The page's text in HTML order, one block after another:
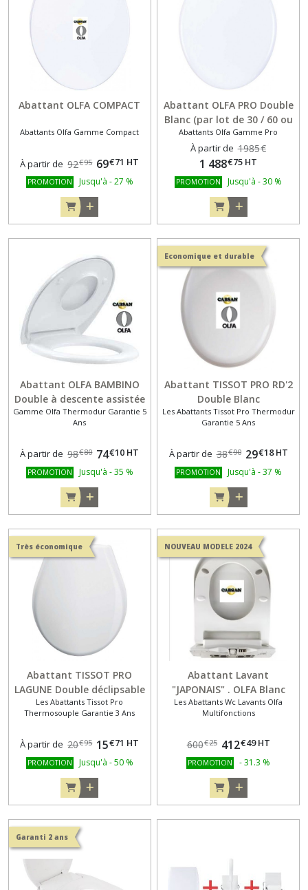
Abattant OLFA COMPACT
Abattants Olfa Gamme Compact
À partir de 92€95 69€71 HT
PROMOTION Jusqu'à -27 %
Abattant OLFA PRO Double
Blanc (par lot de 30 / 60 ou
96 Unités)
Abattants Olfa Gamme Pro
À partir de 1985€
1 488€75 HT
PROMOTION Jusqu'à -30 %
Abattant OLFA BAMBINO
Double à descente assistée
- déclipsable Blanc
Gamme Olfa Thermodur Garantie 5
Ans
À partir de 98€80 74€10 HT
PROMOTION Jusqu'à -35 %
Economique et durable
Abattant TISSOT PRO RD'2
Double Blanc
Les Abattants Tissot Pro Thermodur
Garantie 5 Ans
À partir de 38€90 29€18 HT
PROMOTION Jusqu'à -37 %
Très économique
Abattant TISSOT PRO
LAGUNE Double déclipsable
Blanc
Les Abattants Tissot Pro
Thermosouple Garantie 3 Ans
À partir de 20€95 15€71 HT
PROMOTION Jusqu'à -50 %
NOUVEAU MODELE 2024
Abattant Lavant
"JAPONAIS" . OLFA Blanc
ASEO Delta
Les Abattants Wc Lavants Olfa
Multifonctions
600€25 412€49 HT
PROMOTION -31.3 %
Garanti 2 ans